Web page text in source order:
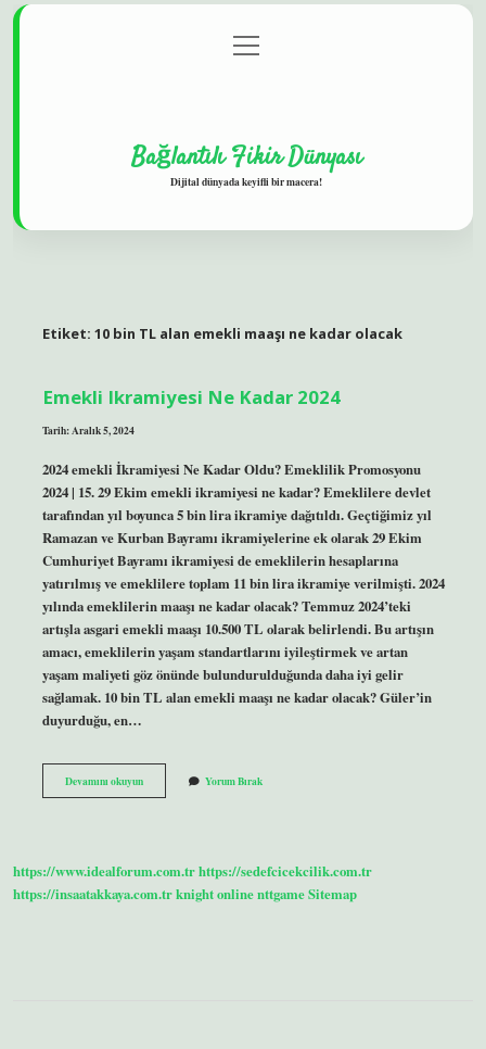
Gizlilik Politikası
menüyü
aç
Bağlantılı Fikir Dünyası
Dijital dünyada keyifli bir macera!
Etiket: 10 bin TL alan emekli maaşı ne kadar olacak
Emekli Ikramiyesi Ne Kadar 2024
Tarih: Aralık 5, 2024
2024 emekli İkramiyesi Ne Kadar Oldu? Emeklilik Promosyonu
2024 | 15. 29 Ekim emekli ikramiyesi ne kadar? Emeklilere devlet
tarafından yıl boyunca 5 bin lira ikramiye dağıtıldı. Geçtiğimiz yıl
Ramazan ve Kurban Bayramı ikramiyelerine ek olarak 29 Ekim
Cumhuriyet Bayramı ikramiyesi de emeklilerin hesaplarına
yatırılmış ve emeklilere toplam 11 bin lira ikramiye verilmişti. 2024
yılında emeklilerin maaşı ne kadar olacak? Temmuz 2024’teki
artışla asgari emekli maaşı 10.500 TL olarak belirlendi. Bu artışın
amacı, emeklilerin yaşam standartlarını iyileştirmek ve artan
yaşam maliyeti göz önünde bulundurulduğunda daha iyi gelir
sağlamak. 10 bin TL alan emekli maaşı ne kadar olacak? Güler’in
duyurduğu, en…
Devamını okuyunEmekli
Ikramiyesi
Yorum Bırak
https://www.idealforum.com.trhttps://sedefcicekcilik.com.tr
https://insaatakkaya.com.trknight onlinenttgameSitemap